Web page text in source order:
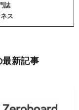
誌
ス
最新記事